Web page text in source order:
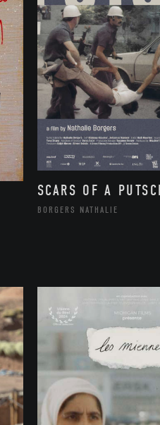
SCARS OF A
BORGERS NATHALIE